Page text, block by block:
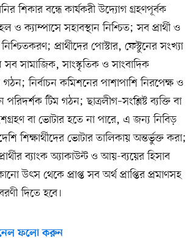
শিকার বন্ধে কার্যকরী উদ্যোগ গ্রহণপূর্বক
ক্যাম্পাসে সহাবস্থান নিশ্চিত; সব প্রার্থী ও
প্রার্থীদের পোস্টার, ফেস্টুনের সংখ্যা
সব সামাজিক, সাংস্কৃতিক ও সাংবাদিক
নির্বাচন কমিশনের পাশাপাশি নিরপেক্ষ ও
টিম গঠন; ছাত্রলীগ–সংশ্লিষ্ট ব্যক্তি বা
বা ভোটার হতে না পারে, এ জন্য নিবিড়
শিক্ষার্থীদের ভোটার তালিকায় অন্তর্ভুক্ত করা;
ব্যাংক অ্যাকাউন্ট ও আয়-ব্যয়ের হিসাব
উৎস থেকে প্রাপ্ত সব অর্থ প্রাপ্তির প্রমাণসহ
দিতে হবে।
ফলো করুন